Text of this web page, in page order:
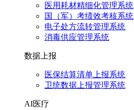
医用耗材精细化管理系统
国（军）考绩效考核系统
电子处方流转管理系统
消毒供应管理系统
数据上报
医保结算清单上报系统
卫统数据上报管理系统
AI医疗